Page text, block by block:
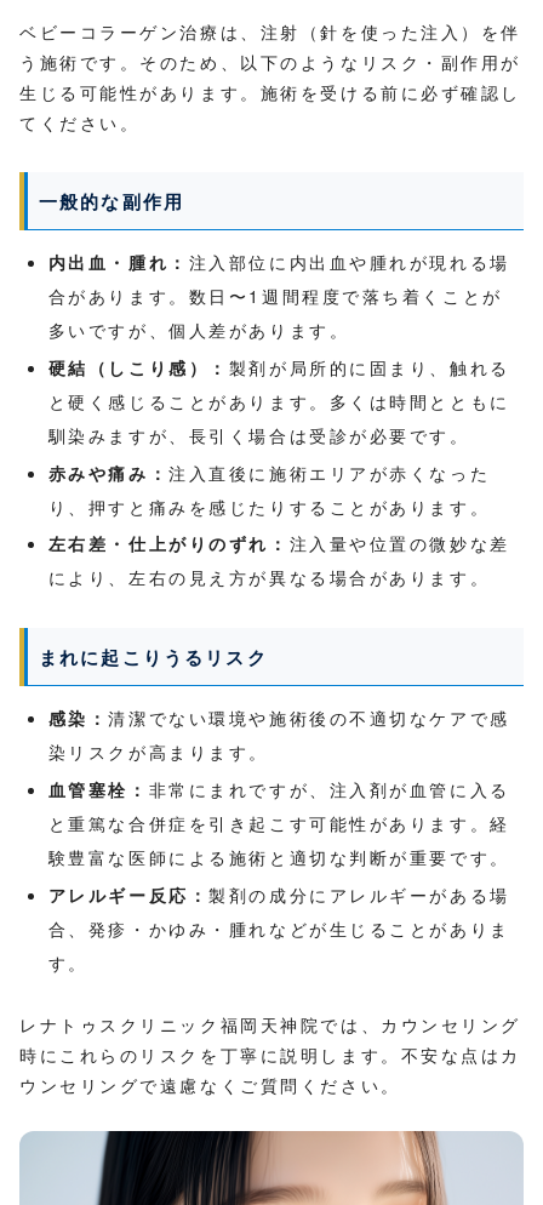
ベビーコラーゲン治療は、注射（針を使った注入）を伴
う施術です。そのため、以下のようなリスク・副作用が
生じる可能性があります。施術を受ける前に必ず確認し
てください。
一般的な副作用
内出血・腫れ： 注入部位に内出血や腫れが現れる場
合があります。数日〜1週間程度で落ち着くことが
多いですが、個人差があります。
硬結（しこり感）： 製剤が局所的に固まり、触れる
と硬く感じることがあります。多くは時間とともに
馴染みますが、長引く場合は受診が必要です。
赤みや痛み：注入直後に施術エリアが赤くなった
り、押すと痛みを感じたりすることがあります。
左右差・仕上がりのずれ： 注入量や位置の微妙な差
により、左右の見え方が異なる場合があります。
まれに起こりうるリスク
感染：清潔でない環境や施術後の不適切なケアで感
染リスクが高まります。
血管塞栓： 非常にまれですが、注入剤が血管に入る
と重篤な合併症を引き起こす可能性があります。経
験豊富な医師による施術と適切な判断が重要です。
アレルギー反応：製剤の成分にアレルギーがある場
合、発疹・かゆみ・腫れなどが生じることがありま
す。
レナトゥスクリニック福岡天神院では、カウンセリング
時にこれらのリスクを丁寧に説明します。不安な点はカ
ウンセリングで遠慮なくご質問ください。